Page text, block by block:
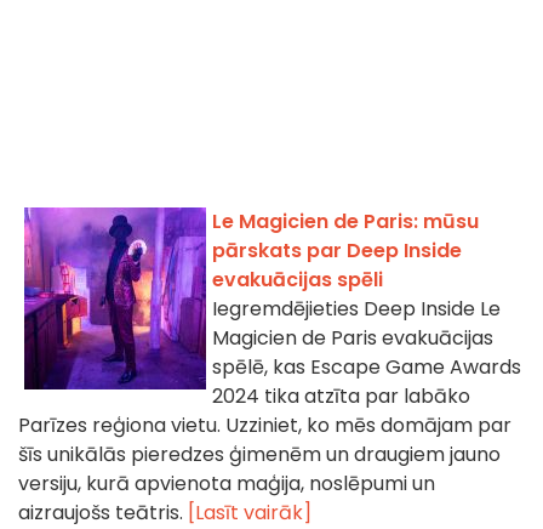
Le Magicien de Paris: mūsu
pārskats par Deep Inside
evakuācijas spēli
Iegremdējieties Deep Inside Le
Magicien de Paris evakuācijas
spēlē, kas Escape Game Awards
2024 tika atzīta par labāko
Parīzes reģiona vietu. Uzziniet, ko mēs domājam par
šīs unikālās pieredzes ģimenēm un draugiem jauno
versiju, kurā apvienota maģija, noslēpumi un
aizraujošs teātris. [Lasīt vairāk]